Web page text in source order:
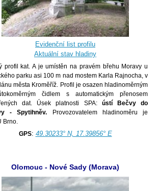
Evidenční list profilu
Aktuální stav hladiny
profil kat. A je umístěnna pravém břehu Moravy u
parku asi 100 m nad mostem Karla Rajnocha, v
města Kroměříž. Profil je osazen hladinoměrným
čidlem s automatickým přenosem
dat. Úsek platnosti SPA: ústí Bečvy do
-Spytihněv. Provozovatelem hladinoměru je
Brno.
GPS: 49.30233° N, 17.39856° E
Olomouc - Nové Sady (Morava)